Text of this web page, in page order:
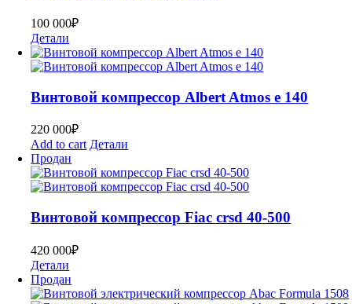
100 000₽
Детали
Винтовой компрессор Albert Atmos e 140
220 000₽
Add to cart Детали
Продан
Винтовой компрессор Fiac crsd 40-500
420 000₽
Детали
Продан